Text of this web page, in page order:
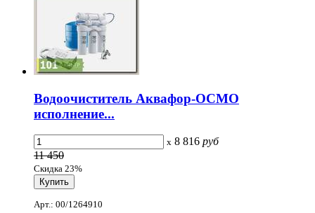
Водоочиститель Аквафор-ОСМО
исполнение...
x 8 816 руб
11 450
Скидка 23%
Арт.: 00/1264910